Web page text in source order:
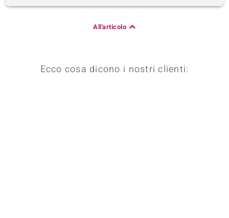
All'articolo
Ecco cosa dicono i nostri clienti: